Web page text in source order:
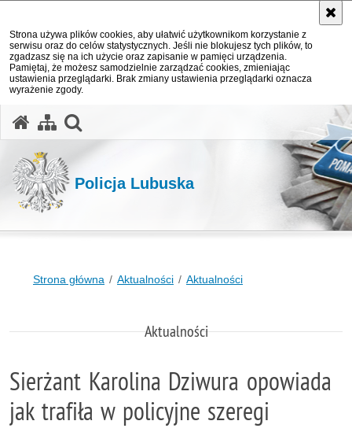
Strona używa plików cookies, aby ułatwić użytkownikom korzystanie z
serwisu oraz do celów statystycznych. Jeśli nie blokujesz tych plików, to
zgadzasz się na ich użycie oraz zapisanie w pamięci urządzenia.
Pamiętaj, że możesz samodzielnie zarządzać cookies, zmieniając
ustawienia przeglądarki. Brak zmiany ustawienia przeglądarki oznacza
wyrażenie zgody.
Policja Lubuska
Strona główna Aktualności Aktualności
Aktualności
Sierżant Karolina Dziwura opowiada
jak trafiła w policyjne szeregi